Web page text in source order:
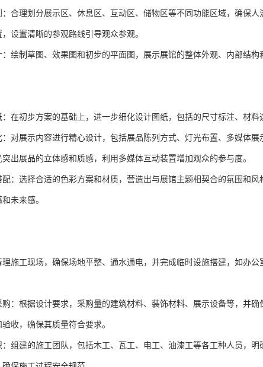
：合理划分展示区、休息区、互动区、储物区等不同功能区域，确保
设置清晰的参观路线引导观众参观。
绘制草图、效果图和初步的平面图，展示展馆的整体外观、内部结
在初步方案的基础上，进一步细化设计图纸，包括的尺寸标注、材
：对展示内容进行精心设计，包括展品陈列方式、灯光布置、多媒体
出展品的立体感和质感，利用多媒体互动装置增加观众的参与度。
：选择合适的色彩方案和材质，营造出与展馆主题相契合的氛围和
未来感。
施工现场，确保场地平整、通水通电，并完成临时设施搭建，如办
：根据设计要求，采购量的建筑材料、装饰材料、展示设备等，并
收，确保其质量符合要求。
组建的施工团队，包括木工、瓦工、电工、油漆工等各工种人员，